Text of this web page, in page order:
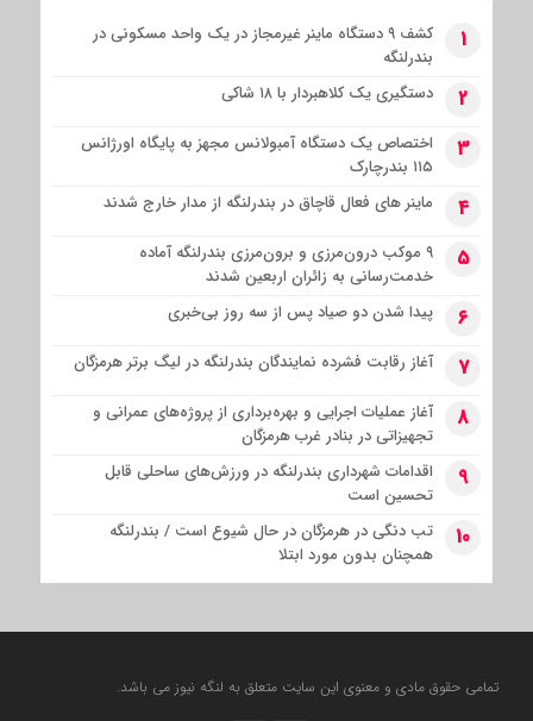
1
کشف ۹ دستگاه ماینر غیرمجاز در یک واحد مسکونی در
بندرلنگه
2 دستگیری یک کلاهبردار با ۱۸ شاکی
3
اختصاص یک دستگاه آمبولانس مجهز به پایگاه اورژانس
۱۱۵ بندرچارک
4 ماینر های فعال قاچاق در بندرلنگه از مدار خارج شدند
5
۹ موکب درون‌مرزی و برون‌مرزی بندرلنگه آماده
خدمت‌رسانی به زائران اربعین شدند
6 پیدا شدن دو صیاد پس از سه روز بی‌خبری
7 آغاز رقابت فشرده نمایندگان بندرلنگه در لیگ برتر هرمزگان
8
آغاز عملیات اجرایی و بهره‌برداری از پروژه‌های عمرانی و
تجهیزاتی در بنادر غرب هرمزگان
9
اقدامات شهرداری بندرلنگه در ورزش‌های ساحلی قابل
تحسین است
10
تب دنگی در هرمزگان در حال شیوع است / بندرلنگه
همچنان بدون مورد ابتلا
تمامی حقوق مادی و معنوی این سایت متعلق به لنگه نیوز می باشد.